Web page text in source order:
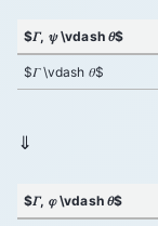
$𝛤, 𝜓 \vdash 𝜃$
$𝛤 \vdash 𝜃$
⇓
$𝛤, 𝜑 \vdash 𝜃$